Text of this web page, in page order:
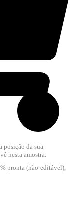
posição da sua
nesta amostra.
pronta (não-editável),